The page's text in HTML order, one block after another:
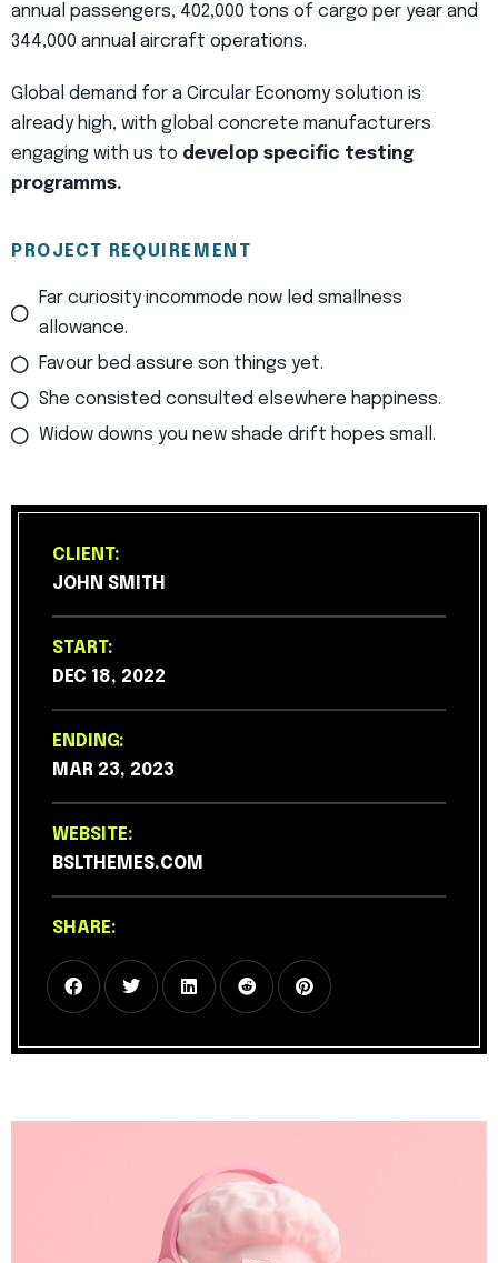
annual passengers, 402,000 tons of cargo per year and
344,000 annual aircraft operations.
Global demand for a Circular Economy solution is
already high, with global concrete manufacturers
engaging with us to develop specific testing
programms.
PROJECT REQUIREMENT
Far curiosity incommode now led smallness
allowance.
Favour bed assure son things yet.
She consisted consulted elsewhere happiness.
Widow downs you new shade drift hopes small.
CLIENT:
JOHN SMITH
START:
DEC 18, 2022
ENDING:
MAR 23, 2023
WEBSITE:
BSLTHEMES.COM
SHARE: